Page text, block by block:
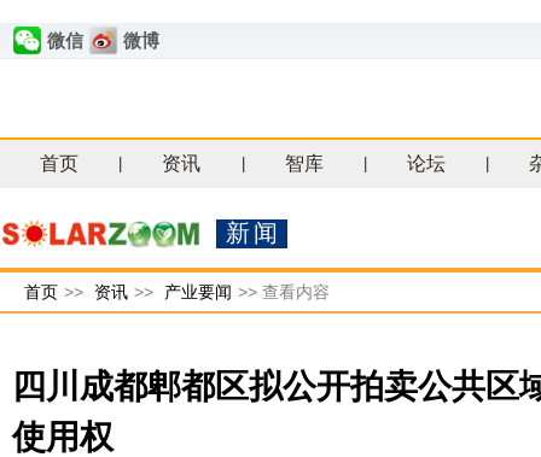
微信 微博
首页 资讯 智库 论坛
新闻
首页 >> 资讯 >> 产业要闻 >> 查看内容
四川成都郫都区拟公开拍卖公共区
使用权